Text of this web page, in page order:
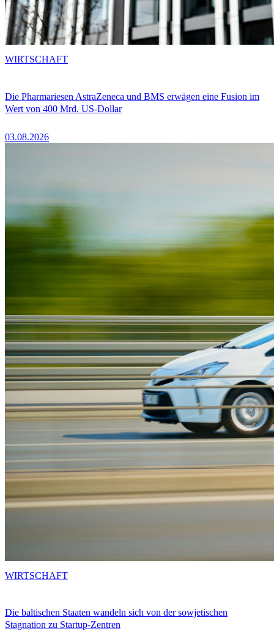
Die Pharmariesen AstraZeneca und BMS erwägen eine Fusion im
Wert von 400 Mrd. US-Dollar
03.08.2026
WIRTSCHAFT
Die baltischen Staaten wandeln sich von der sowjetischen
Stagnation zu Startup-Zentren
WIRTSCHAFT